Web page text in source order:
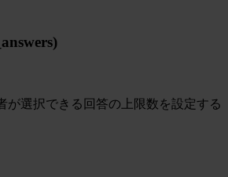
が選択できる回答の上限数を設定する